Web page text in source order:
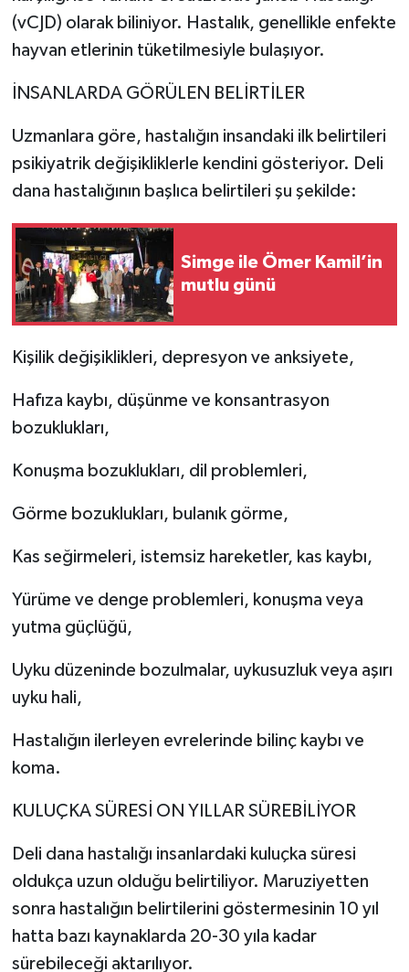
(vCJD) olarak biliniyor. Hastalık, genellikle enfekte
hayvan etlerinin tüketilmesiyle bulaşıyor.
İNSANLARDA GÖRÜLEN BELİRTİLER
Uzmanlara göre, hastalığın insandaki ilk belirtileri
psikiyatrik değişikliklerle kendini gösteriyor. Deli
dana hastalığının başlıca belirtileri şu şekilde:
Simge ile Ömer Kamil’in
mutlu günü
Kişilik değişiklikleri, depresyon ve anksiyete,
Hafıza kaybı, düşünme ve konsantrasyon
bozuklukları,
Konuşma bozuklukları, dil problemleri,
Görme bozuklukları, bulanık görme,
Kas seğirmeleri, istemsiz hareketler, kas kaybı,
Yürüme ve denge problemleri, konuşma veya
yutma güçlüğü,
Uyku düzeninde bozulmalar, uykusuzluk veya aşırı
uyku hali,
Hastalığın ilerleyen evrelerinde bilinç kaybı ve
koma.
KULUÇKA SÜRESİ ON YILLAR SÜREBİLİYOR
Deli dana hastalığı insanlardaki kuluçka süresi
oldukça uzun olduğu belirtiliyor. Maruziyetten
sonra hastalığın belirtilerini göstermesinin 10 yıl
hatta bazı kaynaklarda 20-30 yıla kadar
sürebileceği aktarılıyor.